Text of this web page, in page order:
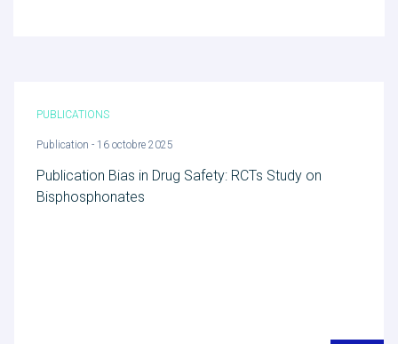
PUBLICATIONS
Publication - 16 octobre 2025
Publication Bias in Drug Safety: RCTs Study on
Bisphosphonates